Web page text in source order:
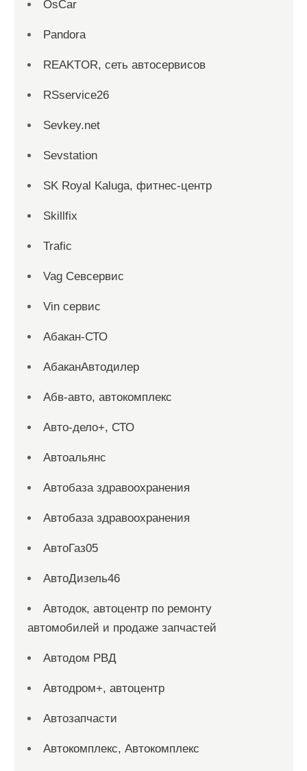
OsCar
Pandora
REAKTOR, сеть автосервисов
RSservice26
Sevkey.net
Sevstation
SK Royal Kaluga, фитнес-центр
Skillfix
Trafic
Vag Севсервис
Vin сервис
Абакан-СТО
АбаканАвтодилер
Абв-авто, автокомплекс
Авто-дело+, СТО
Автоальянс
Автобаза здравоохранения
Автобаза здравоохранения
АвтоГаз05
АвтоДизель46
Автодок, автоцентр по ремонту
автомобилей и продаже запчастей
Автодом РВД
Автодром+, автоцентр
Автозапчасти
Автокомплекс, Автокомплекс